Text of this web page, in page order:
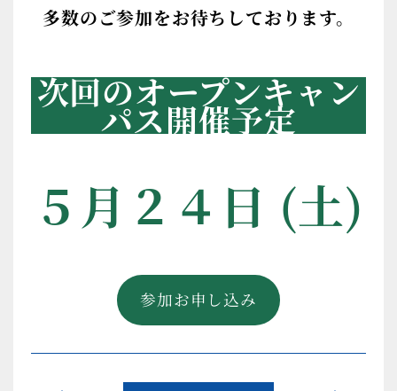
きもの総合コース
きもの専攻コース
着付けビジネスコース
鹿島学園高等学校
連携奈良キャンパス
学園について
留学生の方へ
多数のご参加をお待ちしております。
次回のオープンキャン
パス開催予定
５月２４日 (土)
参加お申し込み